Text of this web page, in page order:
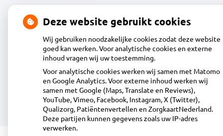
Heeft u vragen of opmerkingen over uw
toegestuurde rekening van de apotheek?
declaratie@acdaphagroep.nl
Bezoek
onze
facebook
pagina
Deze website gebruikt cookies
Wij gebruiken noodzakelijke cookies zodat deze website
goed kan werken. Voor analytische cookies en externe
inhoud vragen wij uw toestemming.
Voor analytische cookies werken wij samen met Matomo
en Google Analytics. Voor externe inhoud werken wij
samen met Google (Maps, Translate en Reviews),
YouTube, Vimeo, Facebook, Instagram, X (Twitter),
Qualizorg, Patiëntenvertellen en ZorgkaartNederland.
Deze partijen kunnen gegevens zoals uw IP-adres
verwerken.